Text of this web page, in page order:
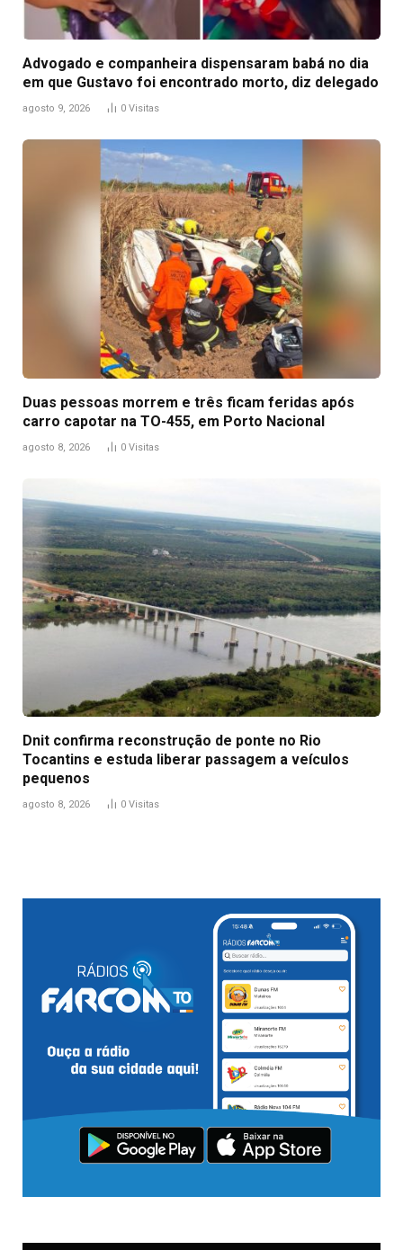
Advogado e companheira dispensaram babá no dia
em que Gustavo foi encontrado morto, diz delegado
agosto 9, 2026 0 Visitas
Duas pessoas morrem e três ficam feridas após
carro capotar na TO-455, em Porto Nacional
agosto 8, 2026 0 Visitas
Dnit confirma reconstrução de ponte no Rio
Tocantins e estuda liberar passagem a veículos
pequenos
agosto 8, 2026 0 Visitas